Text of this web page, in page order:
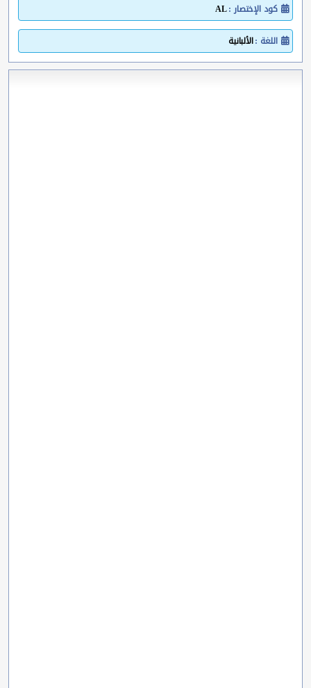
كود الإختصار :AL
اللغة :الألبانية